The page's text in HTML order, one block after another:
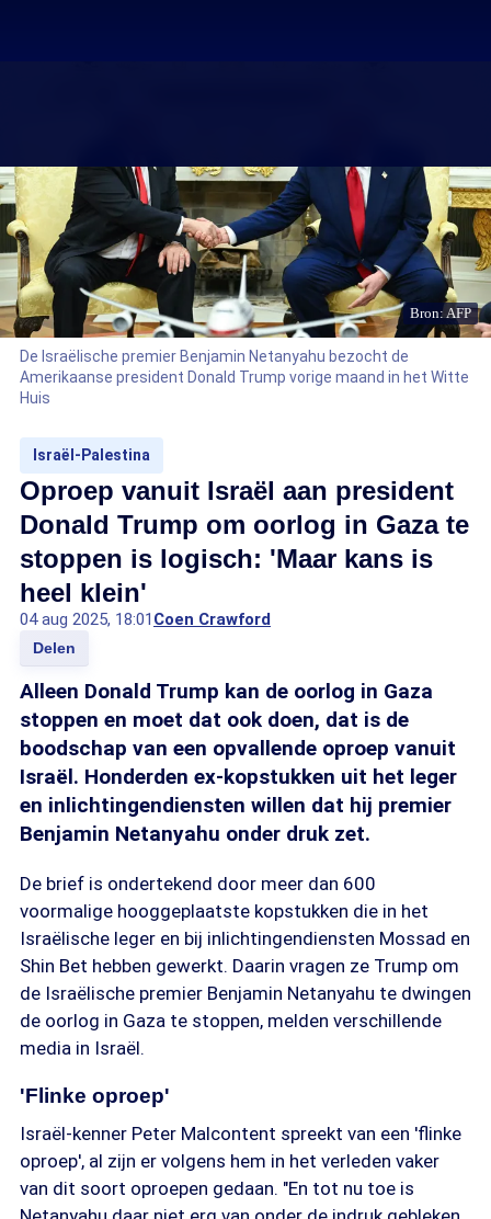
Bron: AFP
De Israëlische premier Benjamin Netanyahu bezocht de
Amerikaanse president Donald Trump vorige maand in het Witte
Huis
Israël-Palestina
Oproep vanuit Israël aan president
Donald Trump om oorlog in Gaza te
stoppen is logisch: 'Maar kans is
heel klein'
04 aug 2025, 18:01 Coen Crawford
Delen
Alleen Donald Trump kan de oorlog in Gaza
stoppen en moet dat ook doen, dat is de
boodschap van een opvallende oproep vanuit
Israël. Honderden ex-kopstukken uit het leger
en inlichtingendiensten willen dat hij premier
Benjamin Netanyahu onder druk zet.
De brief is ondertekend door meer dan 600
voormalige hooggeplaatste kopstukken die in het
Israëlische leger en bij inlichtingendiensten Mossad en
Shin Bet hebben gewerkt. Daarin vragen ze Trump om
de Israëlische premier Benjamin Netanyahu te dwingen
de oorlog in Gaza te stoppen, melden verschillende
media in Israël.
'Flinke oproep'
Israël-kenner Peter Malcontent spreekt van een 'flinke
oproep', al zijn er volgens hem in het verleden vaker
van dit soort oproepen gedaan. "En tot nu toe is